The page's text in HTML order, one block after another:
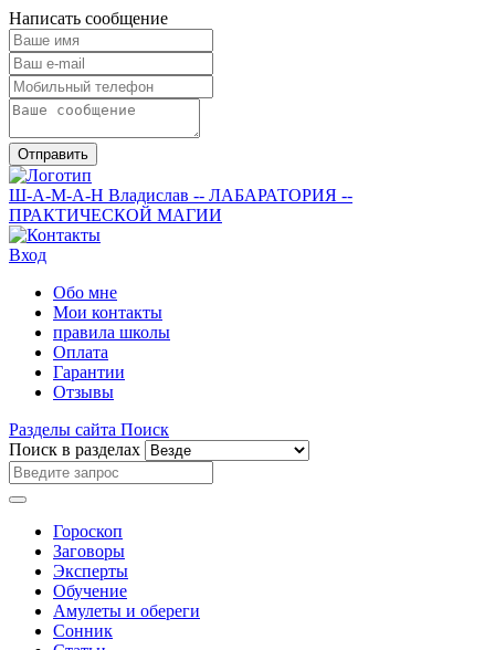
Написать сообщение
Отправить
Ш-А-М-А-Н Владислав -- ЛАБАРАТОРИЯ --
ПРАКТИЧЕСКОЙ МАГИИ
Вход
Обо мне
Мои контакты
правила школы
Оплата
Гарантии
Отзывы
Разделы сайта Поиск
Поиск в разделах
Гороскоп
Заговоры
Эксперты
Обучение
Амулеты и обереги
Сонник